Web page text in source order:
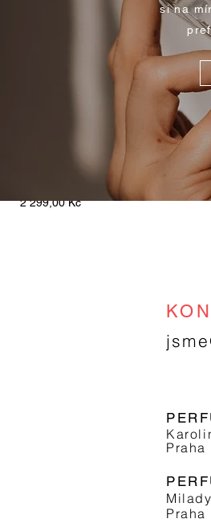
Workshop - tvorba vlastní vůně
Cena
2 299,00 Kč
si na
Praha